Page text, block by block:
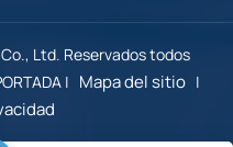
Ltd. Reservados todos
| Mapa del sitio |